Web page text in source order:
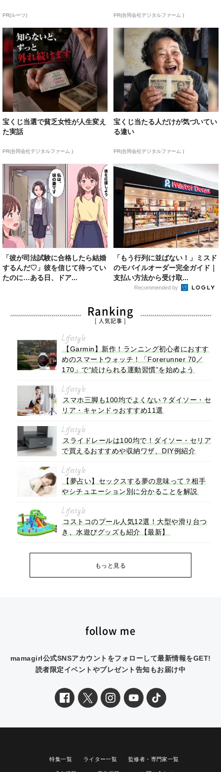
PR(ルーツ) PR(合同会社デジタルファーム )
宝くじ当選で貧乏女性が人生変え
た実話
PR(合同会社デジタルファーム )
宝くじ当たる人だけが気づいてい
る違い
PR(合同会社デジタルファーム )
「彼が司法試験に合格したら結婚
するんだ♡」彼を信じて待ってい
たのに…ある日、ドア...
「もう行列に並ばない！」ミスド
のモバイルオーダー完全ガイド｜
支払い方法から受け取...
Recommended by
Ranking
[ 人気記事 ]
Lifestyle
【Garmin】新作！ランニング初心者におすす
めのスマートウォッチ！「Forerunner 70／
170」で“続けられる運動習慣”を始めよう
Lifestyle
スマホ三脚も100均でよくない？ダイソー・セ
リア・キャンドゥおすすめ11選
Lifestyle
スライドレールは100均で！ダイソー・セリア
で買えるおすすめや収納ワザ、DIY例紹介
Lifestyle
【夢占い】セックスする夢の意味って？相手
やシチュエーション別に分かることを解説
Lifestyle
コストコのプール人気12選！大型や滑り台つ
き、水遊びグッズも紹介【最新】
もっと見る
follow me
mamagirl公式SNSアカウントをフォローして最新情報をGET!
読者限定イベントやプレゼント告知もお届け中
特集一覧 ライター一覧 監修者・専門家一覧